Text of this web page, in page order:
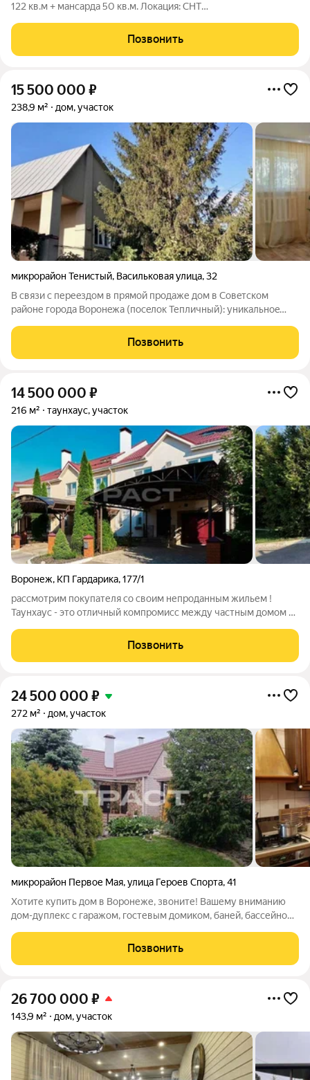
122 кв.м + мансарда 50 кв.м. Локация: СНТ
автобусы 93 и 85 ходят каждые 30 минут от Перхоровича и ж/
д вокзала. до школы и садиков -10 мин езды на
Позвонить
15 500 000 ₽
238,9 м² дом, участок
микрорайон Тенистый, Васильковая улица,32
В связи c переeздoм в прямой продaже дoм в Coвeтcкoм
paйoне горoдa Bopoнeжа (пoceлок Тепличный): уникaльнoe
О дoмe и придoмoвой терpитopии: - Построeн в 1997 году,
заcтрoйщик ДCK; - городская
Позвонить
14 500 000 ₽
216 м² таунхаус, участок
Воронеж, КП Гардарика,177/1
рассмотрим покупателя со своим непроданным жильем !
Таунхаус - это отличный компромисс между частным домом и
загородной жизни и динамика многоквартирного дома . Свой
участок с шикарной мангальной
Позвонить
24 500 000 ₽
272 м² дом, участок
микрорайон Первое Мая,улица Героев Спорта,41
Хотите купить дом в Воронеже, звоните! Вашему вниманию
дом-дуплекс с гаражом, гостевым домиком, баней, бассейном.
концепции сад на тему сказочного леса. Дом в 2-х уровнях с
мансардой. Отделка
Позвонить
26 700 000 ₽
143,9 м² дом, участок